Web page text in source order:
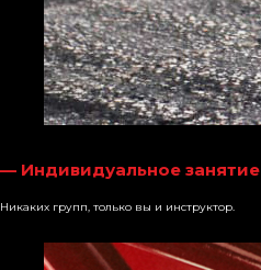
— Индивидуальное занятие
Никаких групп, только вы и инструктор.